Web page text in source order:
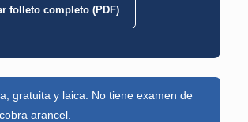
folleto completo (PDF)
gratuita y laica. No tiene examen de
arancel.